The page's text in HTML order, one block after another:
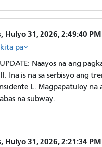
Hulyo 31, 2026, 2:49:40 PM
pa
Naayos na ang
Inalis na sa serbisyo ang
L. Magpapatuloy na
na subway.
Hulyo 31, 2026, 2:21:34 PM